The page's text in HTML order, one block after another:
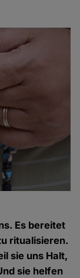
Es bereitet
ritualisieren.
sie uns Halt,
sie helfen